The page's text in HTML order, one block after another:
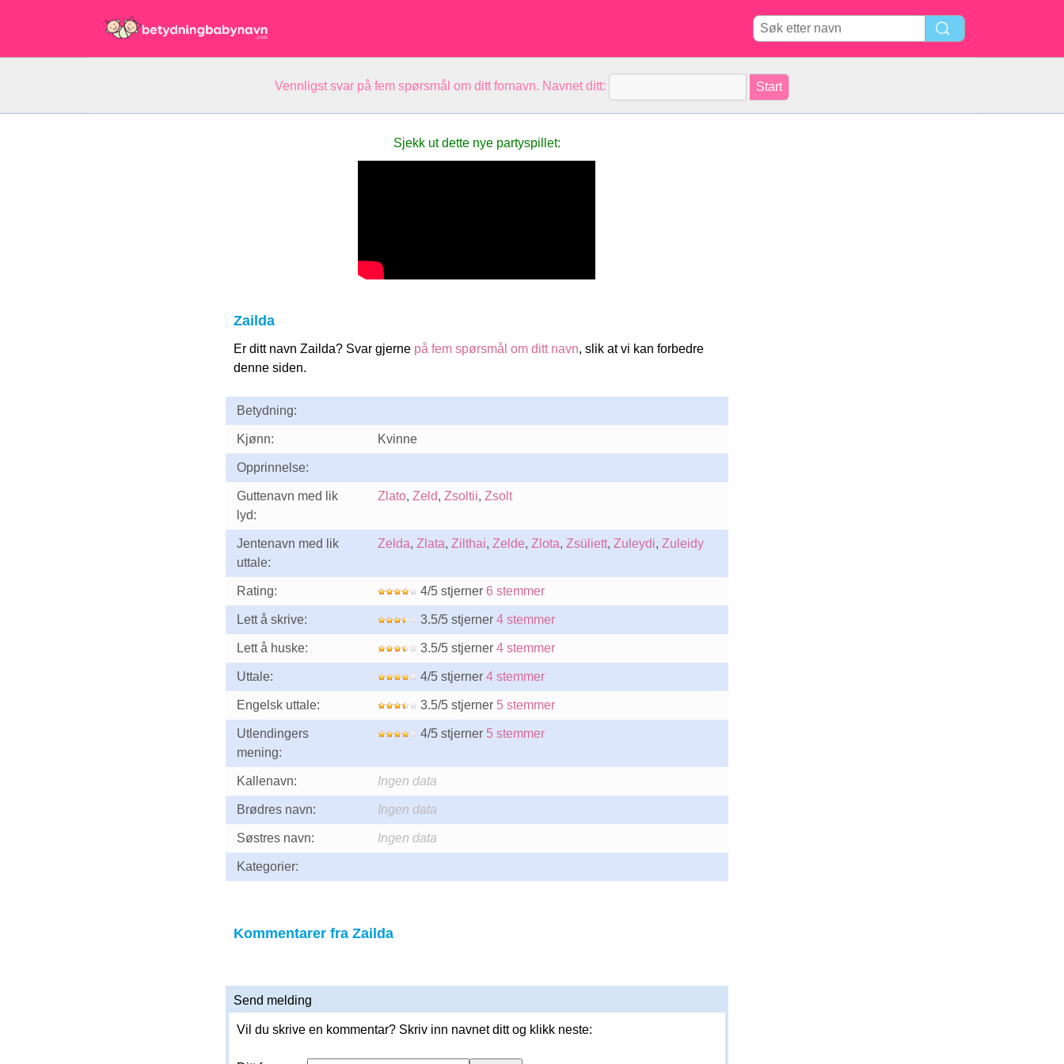
Vennligst svar på fem spørsmål om ditt fornavn. Navnet ditt:
Sjekk ut dette nye partyspillet:
Zailda
Er ditt navn Zailda? Svar gjerne på fem spørsmål om ditt navn, slik at vi kan forbedre
denne siden.
Betydning:
Kjønn: Kvinne
Opprinnelse:
Guttenavn med lik
lyd:
Zlato, Zeld, Zsoltii, Zsolt
Jentenavn med lik
uttale:
Zelda, Zlata, Zilthai, Zelde, Zlota, Zsüliett, Zuleydi, Zuleidy
Rating: 4/5 stjerner 6 stemmer
Lett å skrive: 3.5/5 stjerner 4 stemmer
Lett å huske: 3.5/5 stjerner 4 stemmer
Uttale: 4/5 stjerner 4 stemmer
Engelsk uttale: 3.5/5 stjerner 5 stemmer
Utlendingers
mening:
4/5 stjerner 5 stemmer
Kallenavn: Ingen data
Brødres navn: Ingen data
Søstres navn: Ingen data
Kategorier:
Kommentarer fra Zailda
Send melding
Vil du skrive en kommentar? Skriv inn navnet ditt og klikk neste: